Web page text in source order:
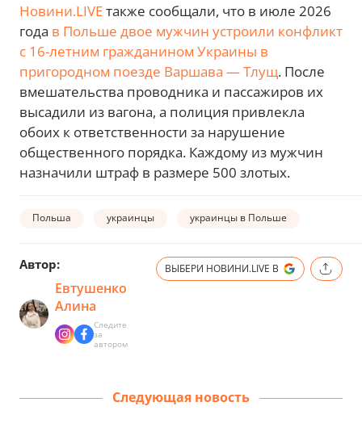
Новини.LIVEтакже сообщали, что в июле 2026
года в Польше двое мужчин устроили конфликт
с 16-летним гражданином Украины в
пригородном поезде Варшава — Тлущ. После
вмешательства проводника и пассажиров их
высадили из вагона, а полиция привлекла
обоих к ответственности за нарушение
общественного порядка. Каждому из мужчин
назначили штраф в размере 500 злотых.
Польша украинцы украинцы в Польше
Автор:
Евтушенко
Алина
Следите
за
автором
ВЫБЕРИ НОВИНИ.LIVE В
Следующая новость